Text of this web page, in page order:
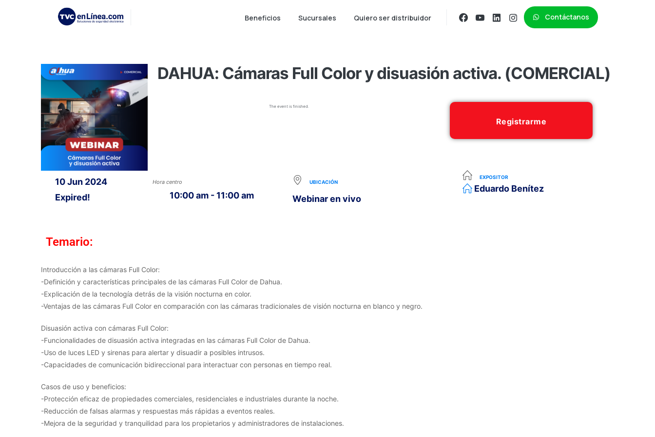
Beneficios Sucursales Quiero ser distribuidor Contáctanos
DAHUA: Cámaras Full Color y disuasión activa. (COMERCIAL)
The event is finished.
Registrarme
10 Jun 2024
Expired!
Hora centro
10:00 am - 11:00 am
UBICACIÓN
Webinar en vivo
EXPOSITOR
Eduardo Benítez
Temario:
Introducción a las cámaras Full Color:
-Definición y características principales de las cámaras Full Color de Dahua.
-Explicación de la tecnología detrás de la visión nocturna en color.
-Ventajas de las cámaras Full Color en comparación con las cámaras tradicionales de visión nocturna en blanco y negro.
Disuasión activa con cámaras Full Color:
-Funcionalidades de disuasión activa integradas en las cámaras Full Color de Dahua.
-Uso de luces LED y sirenas para alertar y disuadir a posibles intrusos.
-Capacidades de comunicación bidireccional para interactuar con personas en tiempo real.
Casos de uso y beneficios:
-Protección eficaz de propiedades comerciales, residenciales e industriales durante la noche.
-Reducción de falsas alarmas y respuestas más rápidas a eventos reales.
-Mejora de la seguridad y tranquilidad para los propietarios y administradores de instalaciones.